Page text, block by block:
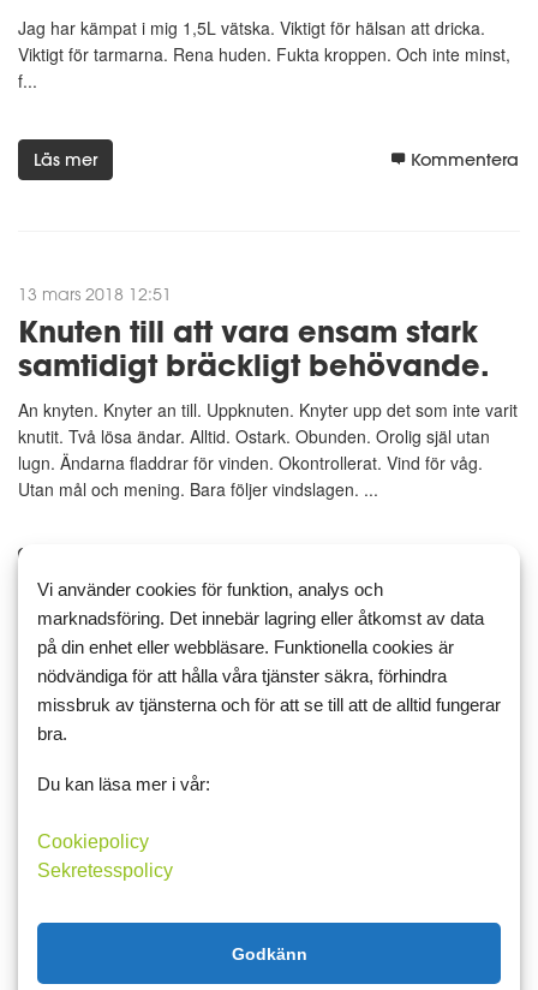
Jag har kämpat i mig 1,5L vätska. Viktigt för hälsan att dricka.
Viktigt för tarmarna. Rena huden. Fukta kroppen. Och inte minst,
f...
Läs mer Kommentera
13 mars 2018 12:51
Knuten till att vara ensam stark
samtidigt bräckligt behövande.
An knyten. Knyter an till. Uppknuten. Knyter upp det som inte varit
knutit. Två lösa ändar. Alltid. Ostark. Obunden. Orolig själ utan
lugn. Ändarna fladdrar för vinden. Okontrollerat. Vind för våg.
Utan mål och mening. Bara följer vindslagen. ...
10 mars 2018 21:57 2
Bortkastade år. Slösad start på
livet. Med hopp om framtiden.
Drömmarna blev drömda. Visionerna blev formade. När
förutsättningarna i livet inte ger utrymme för att växa. Inte odla.
Läs mer Kommentera
Vi använder cookies för funktion, analys och
marknadsföring. Det innebär lagring eller åtkomst av data
på din enhet eller webbläsare. Funktionella cookies är
nödvändiga för att hålla våra tjänster säkra, förhindra
missbruk av tjänsterna och för att se till att de alltid fungerar
bra.
Du kan läsa mer i vår:
Cookiepolicy
Sekretesspolicy
Godkänn